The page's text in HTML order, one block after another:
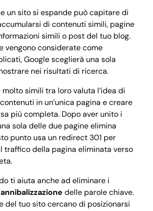
un sito si espande può capitare di
di contenuti simili, pagine
simili o post del tuo blog.
vengono considerate come
Google sceglierà una sola
nei risultati di ricerca.
molto simili tra loro valuta l’idea di
in un’unica pagina e creare
più completa. Dopo aver unito i
sola delle due pagine elimina
punto usa un redirect 301 per
traffico della pagina eliminata verso
ti aiuta anche ad eliminare i
delle parole chiave.
del tuo sito cercano di posizionarsi